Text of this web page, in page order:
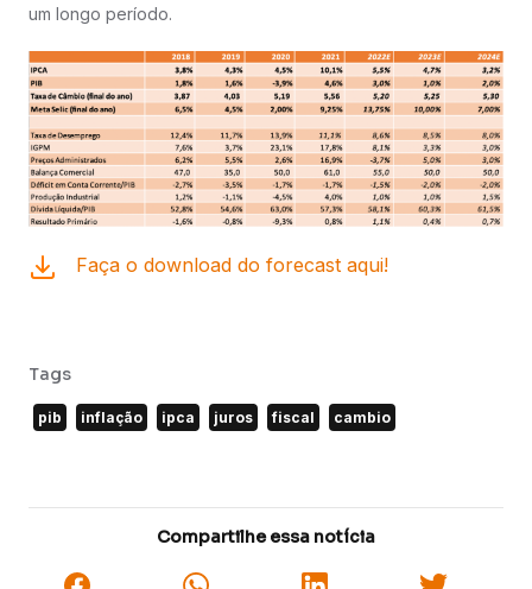
um longo período.
Faça o download do forecast aqui!
Tags
pib inflação ipca juros fiscal cambio
Compartilhe essa notícia